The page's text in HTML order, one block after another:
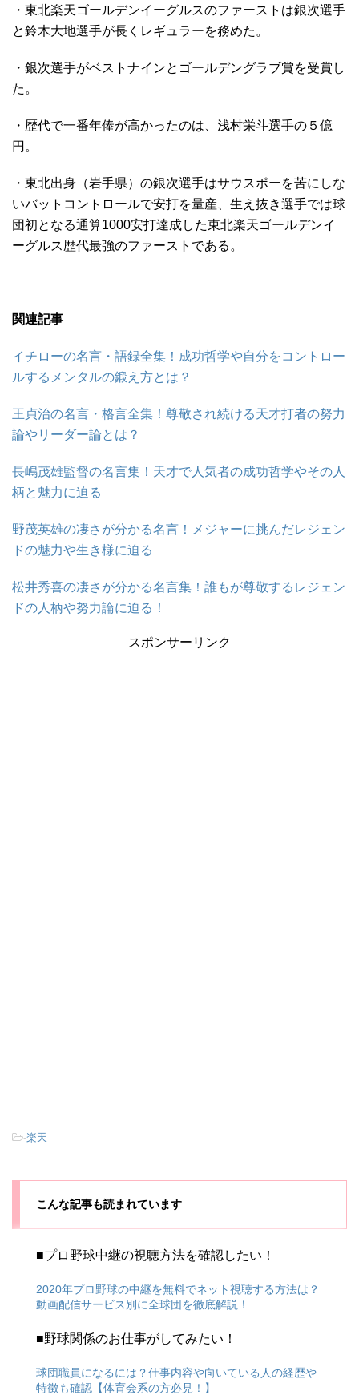
・東北楽天ゴールデンイーグルスのファーストは銀次選手
と鈴木大地選手が長くレギュラーを務めた。
・銀次選手がベストナインとゴールデングラブ賞を受賞し
た。
・歴代で一番年俸が高かったのは、浅村栄斗選手の５億
円。
・東北出身（岩手県）の銀次選手はサウスポーを苦にしな
いバットコントロールで安打を量産、生え抜き選手では球
団初となる通算1000安打達成した東北楽天ゴールデンイ
ーグルス歴代最強のファーストである。
関連記事
イチローの名言・語録全集！成功哲学や自分をコントロー
ルするメンタルの鍛え方とは？
王貞治の名言・格言全集！尊敬され続ける天才打者の努力
論やリーダー論とは？
長嶋茂雄監督の名言集！天才で人気者の成功哲学やその人
柄と魅力に迫る
野茂英雄の凄さが分かる名言！メジャーに挑んだレジェン
ドの魅力や生き様に迫る
松井秀喜の凄さが分かる名言集！誰もが尊敬するレジェン
ドの人柄や努力論に迫る！
スポンサーリンク
-楽天
こんな記事も読まれています
■プロ野球中継の視聴方法を確認したい！
2020年プロ野球の中継を無料でネット視聴する方法は？
動画配信サービス別に全球団を徹底解説！
■野球関係のお仕事がしてみたい！
球団職員になるには？仕事内容や向いている人の経歴や
特徴も確認【体育会系の方必見！】